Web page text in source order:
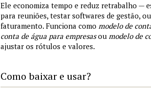
Ele economiza tempo e reduz retrabalho —
para reuniões, testar softwares de gestão,
faturamento. Funciona como modelo de
conta de água para empresasou modelo de
ajustar os rótulos e valores.
Como baixar e usar?